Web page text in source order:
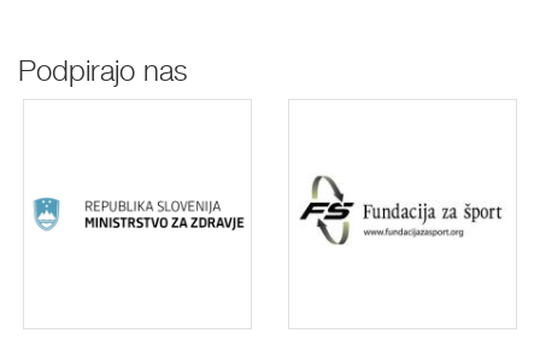
Podpirajo nas